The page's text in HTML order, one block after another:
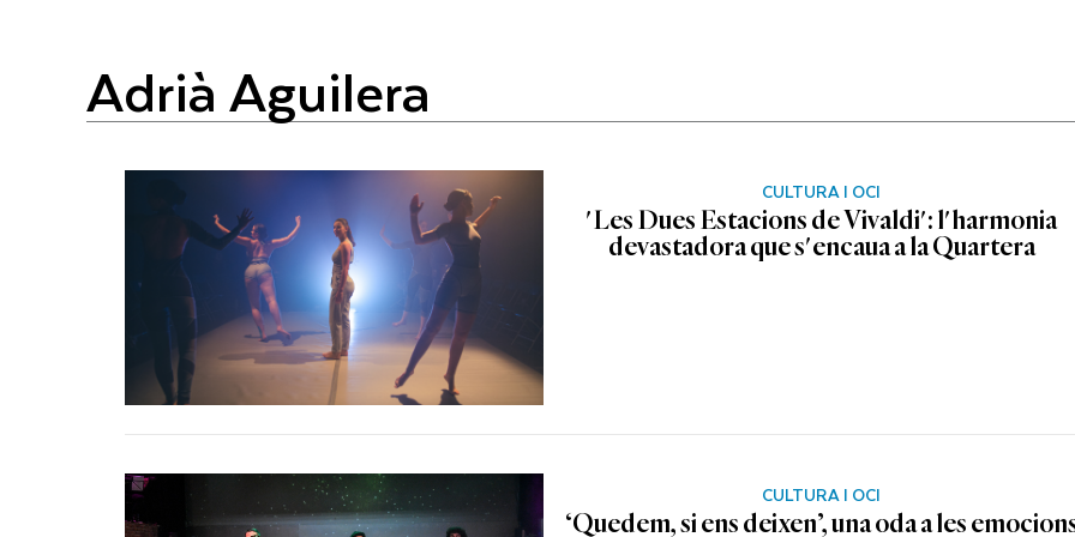
Adrià Aguilera
CULTURA I OCI
'Les Dues Estacions de Vivaldi': l'harmonia
devastadora que s'encaua a la Quartera
CULTURA I OCI
‘Quedem, si ens deixen’, una oda a les